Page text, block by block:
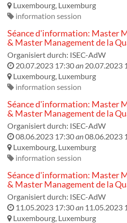
Luxembourg, Luxemburg
information session
Séance d'information: Master
& Master Management de la
Organisiert durch: ISEC-AdW
20.07.2023 17:30an 20.07.2023
Luxembourg, Luxemburg
information session
Séance d'information: Master
& Master Management de la
Organisiert durch: ISEC-AdW
08.06.2023 17:30an08.06.2023
Luxembourg, Luxemburg
information session
Séance d'information: Master
& Master Management de la
Organisiert durch: ISEC-AdW
11.05.2023 17:30an 11.05.2023
Luxembourg, Luxemburg